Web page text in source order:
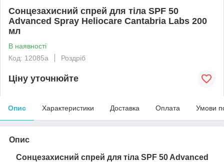
Сонцезахисний спрей для тіла SPF 50
Advanced Spray Heliocare Cantabria Labs 200
мл
В наявності
Код: 12085а
Роздріб
Ціну уточнюйте
Опис Характеристики Доставка Оплата Умови
Опис
Сонцезахисний спрей для тіла SPF 50 Advanced